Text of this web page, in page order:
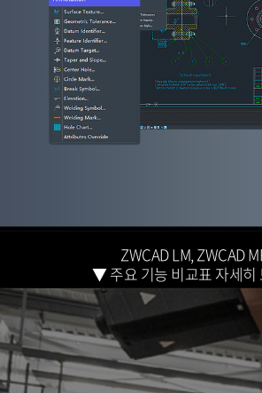
ZWCAD LM, ZWCAD
▼ 주요 기능 비교표 자세
MFG 전용 ZWCAD 제품별
* ZWCAD MFG : ZWCAD FULL 버전의 모
MFG 제조/기계 분야만의 전문적인 설계 기